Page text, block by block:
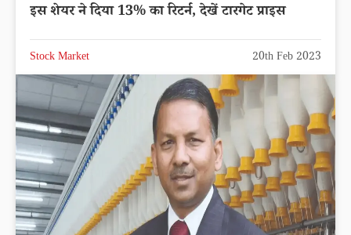
इस शेयर ने दिया 13% का रिटर्न, देखें टारगेट प्राइस
Stock Market 20th Feb 2023